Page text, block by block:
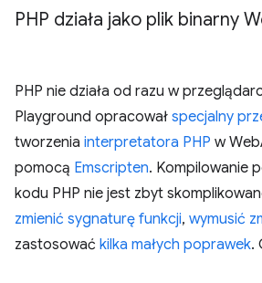
PHP działa jako plik binarny
PHP nie działa od razu w
Playground opracował specjalny
tworzenia interpretatora PHP w
pomocą Emscripten. Kompilowanie
kodu PHP nie jest zbyt
zmienić sygnaturę funkcji, wymusić
zastosować kilka małych poprawek.